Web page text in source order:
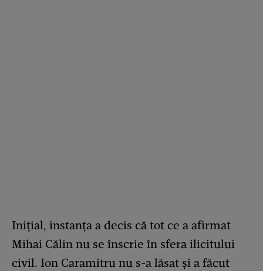
Inițial, instanța a decis că tot ce a afirmat
Mihai Călin nu se înscrie în sfera ilicitului
civil. Ion Caramitru nu s-a lăsat și a făcut